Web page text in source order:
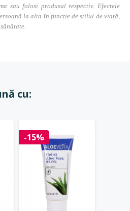
sau folosi produsul respectiv. Efectele
la alta în funcție de stilul de viață,
cu:
-15%